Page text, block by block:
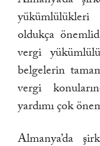
oldukça
vergi
belgelerin
vergi
yardımı çok
Almanya’da